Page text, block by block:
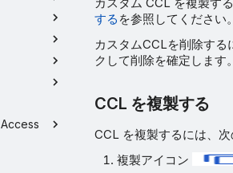
カスタム CCL を複製す
する を参照してください。
カスタムCCLを削除する
クして削除を確定します。
CCL を複製する
CCL を複製するには、次
複製アイコン